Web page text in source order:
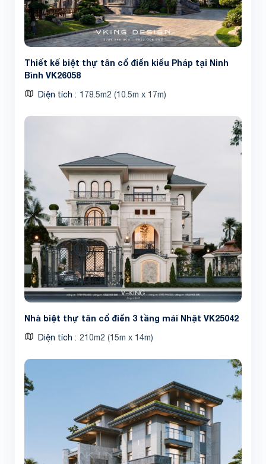
Thiết kế biệt thự tân cổ điển kiểu Pháp tại Ninh
Bình VK26058
Diện tích 178.5m2 (10.5m x 17m)
Nhà biệt thự tân cổ điển 3 tầng mái Nhật VK25042
Diện tích 210m2 (15m x 14m)